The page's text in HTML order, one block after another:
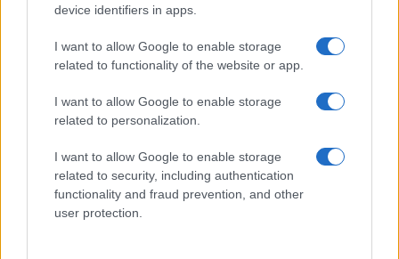
device identifiers in apps.
I want to allow Google to enable storage
related to functionality of the website or app.
I want to allow Google to enable storage
related to personalization.
I want to allow Google to enable storage
related to security, including authentication
functionality and fraud prevention, and other
user protection.